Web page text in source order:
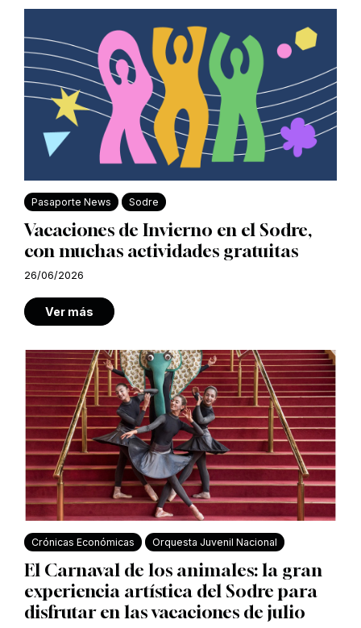
Pasaporte News Sodre
Vacaciones de Invierno en el Sodre,
con muchas actividades gratuitas
26/06/2026
Ver más
Crónicas Económicas Orquesta Juvenil Nacional
El Carnaval de los animales: la gran
experiencia artística del Sodre para
disfrutar en las vacaciones de julio